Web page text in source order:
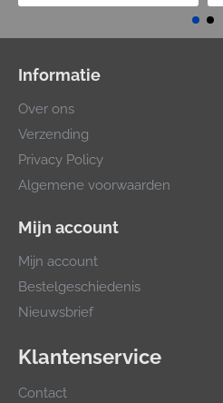
Informatie
Over ons
Verzending
Privacy Policy
Algemene voorwaarden
Mijn account
Mijn account
Bestelgeschiedenis
Nieuwsbrief
Klantenservice
Contact